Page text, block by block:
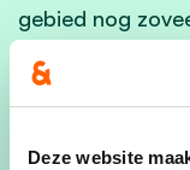
Deze website
gebied nog
het financiële